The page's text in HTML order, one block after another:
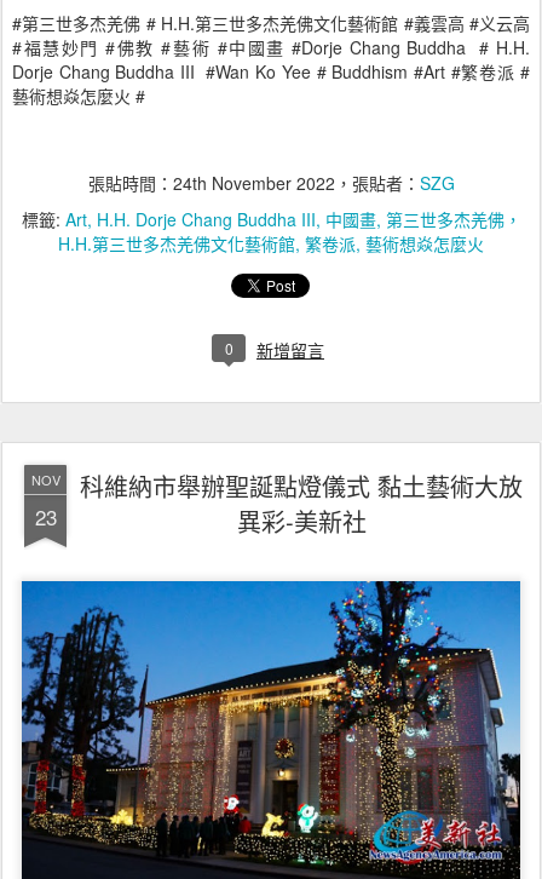
#第三世多杰羌佛 # H.H.第三世多杰羌佛文化藝術館 #義雲高 #义云高
#福慧妙門 #佛教 #藝術 #中國畫 #Dorje Chang Buddha # H.H.
Dorje Chang Buddha III #Wan Ko Yee # Buddhism #Art #繁卷派 #
藝術想焱怎麼火 #
張貼時間： 24th November 2022 ，張貼者： SZG
標籤: Art H.H. Dorje Chang Buddha III 中國畫 第三世多杰羌佛，
H.H.第三世多杰羌佛文化藝術館 繁卷派 藝術想焱怎麼火
0 新增留言
NOV
23
科維納市舉辦聖誕點燈儀式 黏土藝術大放
異彩-美新社